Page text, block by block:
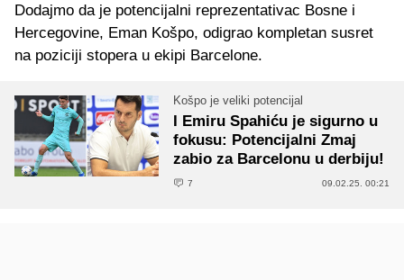
Dodajmo da je potencijalni reprezentativac Bosne i
Hercegovine, Eman Košpo, odigrao kompletan susret
na poziciji stopera u ekipi Barcelone.
Košpo je veliki potencijal
I Emiru Spahiću je sigurno u
fokusu: Potencijalni Zmaj
zabio za Barcelonu u derbiju!
7 09.02.25. 00:21